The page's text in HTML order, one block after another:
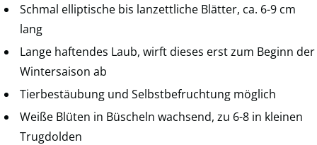
Schmal elliptische bis lanzettliche Blätter, ca. 6-9 cm
lang
Lange haftendes Laub, wirft dieses erst zum Beginn der
Wintersaison ab
Tierbestäubung und Selbstbefruchtung möglich
Weiße Blüten in Büscheln wachsend, zu 6-8 in kleinen
Trugdolden